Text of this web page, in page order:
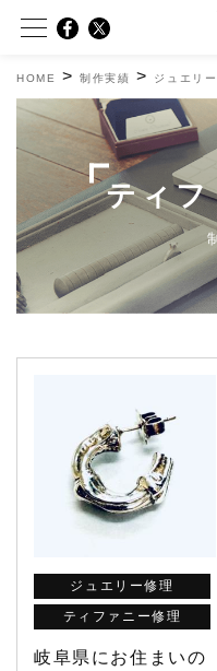
HOME >制作実績 > ジュエリ
ティ
ジュエリー修理
ティファニー修理
岐阜県にお住まいの